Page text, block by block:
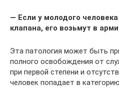
— Если у молодого
клапана, его возьмут в
Эта патология может быть
полного освобождения от
при первой степени и
человек попадает в